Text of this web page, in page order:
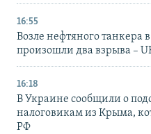
16:55
Возле нефтяного танкера
произошли два взрыва –
16:18
В Украине сообщили о
налоговикам из Крыма,
РФ